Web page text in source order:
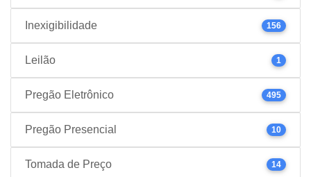
Inexigibilidade 156
Leilão 1
Pregão Eletrônico 495
Pregão Presencial 10
Tomada de Preço 14